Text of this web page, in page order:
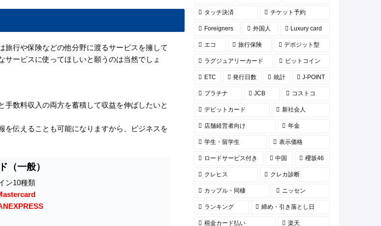
行や保険などの他分野に渡るサービスを擁して
ービスに使ってほしいと願うのは当然でしょ
数料収入の両方を蓄積して収益を伸ばしたいと
伝えることも可能になりますから、ビジネスを
（一般）
ン10種類
タッチ決済 チケット予約
Foreigners 外国人 Luxury card
エコ 旅行保険 デポジット型
ラグジュアリーカード ビットコイン
ETC 発行日数 統計 J-POINT
プラチナ JCB コストコ
デビットカード 新社会人
店舗経営者向け 年金
学生・留学生 表示価格
ロードサービス付き 中国 櫻坂46
クレヒス クレカ診断
カップル・同棲 ニッセン
ランキング 締め・引き落とし日
税金カード払い 楽天